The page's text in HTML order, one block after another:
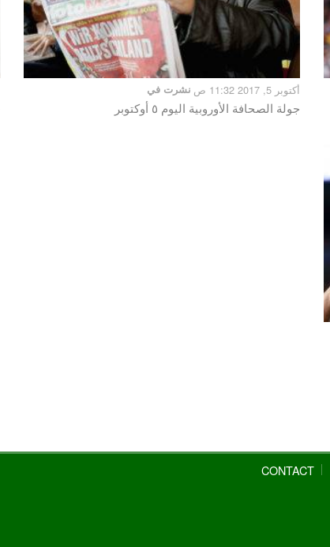
نشرت في أكتوبر 5, 2017 11:32 ص
جولة الصحافة الأوروبية اليوم ٥ أوكتوبر
CONTACT